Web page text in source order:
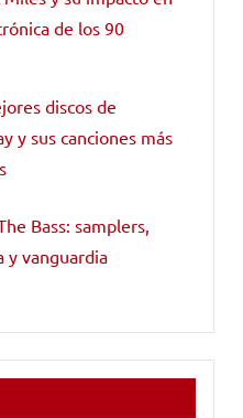
de los 90
discos de
y sus canciones más
Bass: samplers,
y vanguardia